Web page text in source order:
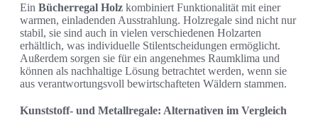
Ein Bücherregal Holz kombiniert Funktionalität mit einer
warmen, einladenden Ausstrahlung. Holzregale sind nicht nur
stabil, sie sind auch in vielen verschiedenen Holzarten
erhältlich, was individuelle Stilentscheidungen ermöglicht.
Außerdem sorgen sie für ein angenehmes Raumklima und
können als nachhaltige Lösung betrachtet werden, wenn sie
aus verantwortungsvoll bewirtschafteten Wäldern stammen.
Kunststoff- und Metallregale: Alternativen im Vergleich